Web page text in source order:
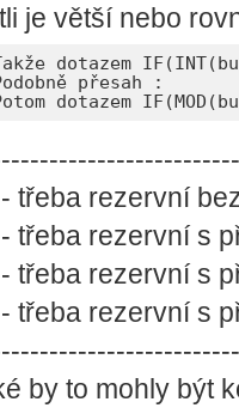
je větší nebo
dotazem
přesah :
dotazem
třeba rezervní
třeba rezervní s
třeba rezervní s
třeba rezervní s
by to mohly být